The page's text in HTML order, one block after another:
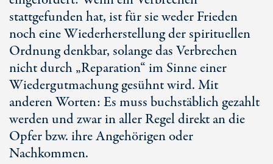
stattgefunden hat, ist für sie weder Frieden
noch eine Wiederherstellung der spirituellen
Ordnung denkbar, solange das Verbrechen
nicht durch „Reparation“ im Sinne einer
Wiedergutmachung gesühnt wird. Mit
anderen Worten: Es muss buchstäblich gezahlt
werden und zwar in aller Regel direkt an die
Opfer bzw. ihre Angehörigen oder
Nachkommen.